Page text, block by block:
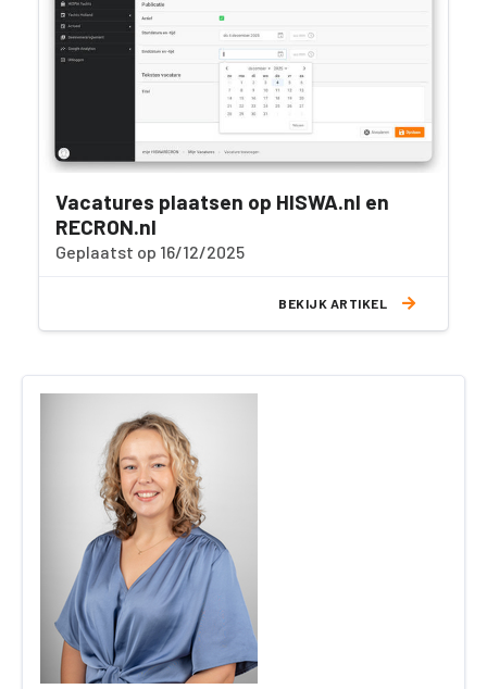
Vacatures plaatsen op HISWA.nl en
RECRON.nl
Geplaatst op 16/12/2025
BEKIJK ARTIKEL